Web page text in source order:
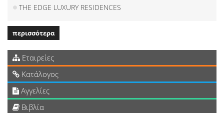
THE EDGE LUXURY RESIDENCES
περισσότερα
Εταιρείες
Κατάλογος
Αγγελίες
Βιβλία